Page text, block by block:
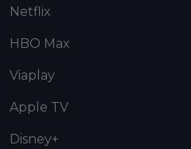
Netflix
HBO Max
Viaplay
Apple TV
Disney+